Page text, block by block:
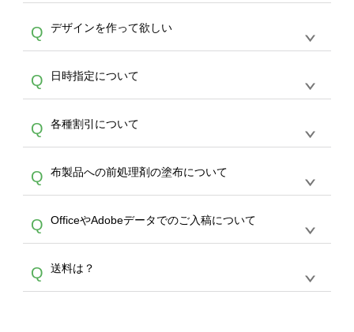
やタンブラーコンシェルをご利用ください。製
作する数量が多ければ多いほど、オンデマンド
サービスよりも低価格で製作することが可能で
す。
PDF 形式になります。データの最大サイズ
写真などもアップロード可能です。使用できな
い画像はエラーになります。（※ Illustratorか
らの直接入稿には対応していません。AIで保存
し、デザインツールからアップロードして下さ
い）
A
文のみ受け付けております。30個以上のご製
作をお考えの方は、サポートが担当するエコバ
スをご利用頂ければ、電話やFAX、メールなど
でご注文が可能です。
Q デザインを作って欲しい
A
を作って欲しい。などの場合は、製作数量が
30個以上であれば、サポート担当が、デザイ
バッグコンシェル
サー
ビスをご利用ください。(※ 30個以下の場合
は、デザインツールをご利用ください)
Q 日時指定について
A
ん。発送後18時以降に配送業者・伝票番号を
メールでお知らせいたしますので、直接配送業
者にご連絡いただき調整をお願い致します。
Q 各種割引について
A
カート内で自動的に割引(最大50%)が適用され
ます。 【付与ポイント】購入金額の1％が1ポ
イントとして付与され、次回ご注文時に1ポイ
ント＝1円としてお使いいただけます。ポイン
トは発送完了の翌日に付与され、次回ご注文時
からご利用頂けます。ポイントの有効期限は一
年間です。【会員ランク】過去10カ月のご注
文回数により会員ランク割引(最大5%)が適用
Q 布製品への前処理剤の塗布について
A
意点（前処理剤）】カラー生地（Tシャツのホ
ワイト、トートバッグのナチュラル、ホワイト
といって、プリントを定着させるための処理剤
を塗布しており、短納期・低価格で商品をお届
Q OfficeやAdobeデータでのご入稿について
A
ません。いずれのデータも該当デザインのみ画
像(JPEG,PNG,GIF,PDF)に変換、またはAdobe
Q 送料は？